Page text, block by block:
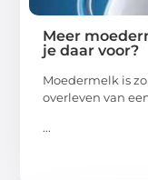
Meer
je daar voor?
Moedermelk is
overleven van
...